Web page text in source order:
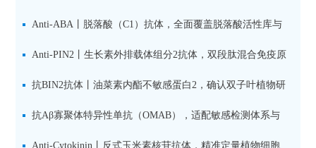
键抑制因子
Anti-ABA丨脱落酸（C1）抗体，全面覆盖脱落酸活性库与
储存库
Anti-PIN2丨生长素外排载体组分2抗体，双段肽混合免疫原
设计方案
抗BIN2抗体丨油菜素内酯不敏感蛋白2，确认双子叶植物研
究数据特异性
抗Aβ寡聚体特异性单抗（OMAB），适配敏感检测体系与
活细胞实验
Anti-Cytokinin丨反式玉米素核苷抗体，精准定量植物细胞